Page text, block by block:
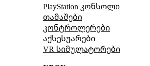
PlayStation კონსოლი
თამაშები
კონტროლერები
აქსესუარები
VR სიმულატორები